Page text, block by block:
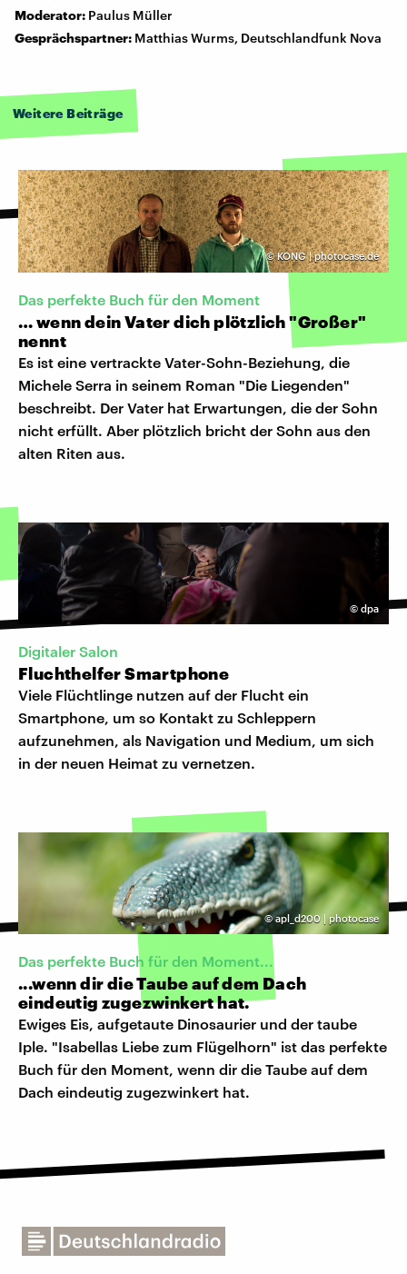
Moderator: Paulus Müller
Gesprächspartner: Matthias Wurms, Deutschlandfunk Nova
Weitere Beiträge
©KONG | photocase.de
Das perfekte Buch für den Moment
… wenn dein Vater dich plötzlich "Großer"
nennt
Es ist eine vertrackte Vater-Sohn-Beziehung, die
Michele Serra in seinem Roman "Die Liegenden"
beschreibt. Der Vater hat Erwartungen, die der Sohn
nicht erfüllt. Aber plötzlich bricht der Sohn aus den
alten Riten aus.
© dpa
Digitaler Salon
Fluchthelfer Smartphone
Viele Flüchtlinge nutzen auf der Flucht ein
Smartphone, um so Kontakt zu Schleppern
aufzunehmen, als Navigation und Medium, um sich
in der neuen Heimat zu vernetzen.
©apl_d200 | photocase
Das perfekte Buch für den Moment...
...wenn dir die Taube auf dem Dach
eindeutig zugezwinkert hat.
Ewiges Eis, aufgetaute Dinosaurier und der taube
Iple. "Isabellas Liebe zum Flügelhorn" ist das perfekte
Buch für den Moment, wenn dir die Taube auf dem
Dach eindeutig zugezwinkert hat.